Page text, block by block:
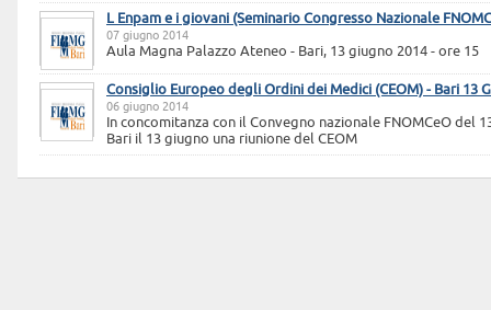
L Enpam e i giovani (Seminario Congresso Nazionale
07 giugno 2014
Aula Magna Palazzo Ateneo - Bari, 13 giugno 2014 - ore 15
Consiglio Europeo degli Ordini dei Medici (CEOM) - Bari 13
06 giugno 2014
In concomitanza con il Convegno nazionale FNOMCeO del
Bari il 13 giugno una riunione del CEOM